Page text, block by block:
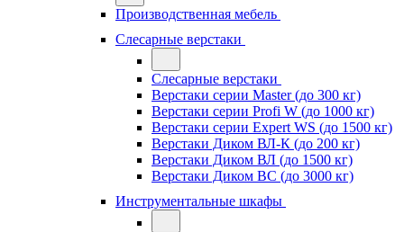
Производственная мебель
Слесарные верстаки
Слесарные верстаки
Верстаки серии Master (до 300 кг)
Верстаки серии Profi W (до 1000 кг)
Верстаки серии Expert WS (до 1500 кг)
Верстаки Диком ВЛ-К (до 200 кг)
Верстаки Диком ВЛ (до 1500 кг)
Верстаки Диком ВС (до 3000 кг)
Инструментальные шкафы